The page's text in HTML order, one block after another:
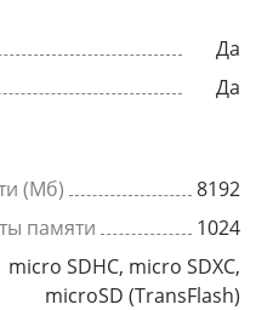
Да
Да
(Мб)
8192
памяти
1024
micro SDHC, micro SDXC,
microSD (TransFlash)